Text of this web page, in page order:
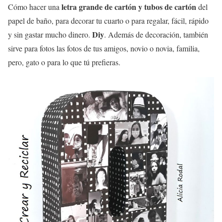
Cómo hacer una letra grande de cartón y tubos de cartóndel
papel de baño, para decorar tu cuarto o para regalar, fácil, rápido
y sin gastar mucho dinero. Diy. Además de decoración, también
sirve para fotos las fotos de tus amigos, novio o novia, familia,
pero, gato o para lo que tú prefieras.